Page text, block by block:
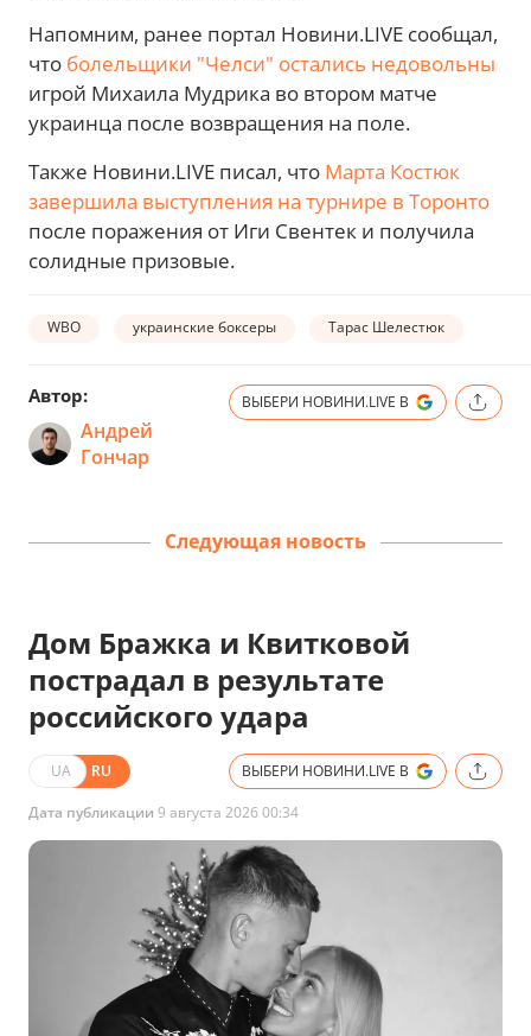
Напомним, ранее портал Новини.LIVE сообщал,
что болельщики "Челси" остались недовольны
игрой Михаила Мудрика во втором матче
украинца после возвращения на поле.
Также Новини.LIVE писал, что Марта Костюк
завершила выступления на турнире в Торонто
после поражения от Иги Свентек и получила
солидные призовые.
WBO украинские боксеры Тарас Шелестюк
Автор:
Андрей
Гончар
ВЫБЕРИ НОВИНИ.LIVE В
Следующая новость
Дом Бражка и Квитковой
пострадал в результате
российского удара
UA RU ВЫБЕРИ НОВИНИ.LIVE В
Дата публикации 9 августа 2026 00:34